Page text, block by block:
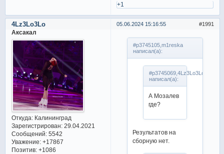
+1
1991
05.06.2024 15:16:55
4Lz3Lo3Lo
Аксакал
Откуда:Калининград
Зарегистрирован: 29.04.2021
Сообщений:5542
Уважение: +17867
Позитив: +1086
#p3745105,m1reska
написал(а):
#p3745069,4Lz3Lo3Lo
написал(а):
А Мозалев
где?
Результатов на
сборную нет.